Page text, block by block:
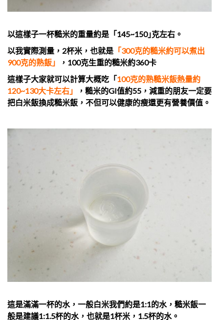
以這樣子一杯糙米的重量約是「145~150｣克左右。
以我實際測量，2杯米，也就是 「300克的糙米約可以煮出
900克的熟飯」
，100克生重的糙米約360卡
這樣子大家就可以計算大概吃「100克的熟糙米飯熱量約
120~130大卡左右」
，糙米的GI值約55，減重的朋友一定要
把白米飯換成糙米飯，不但可以健康的瘦還更有營養價值。
這是滿滿一杯的水，一般白米我們約是1:1的水，糙米飯一
般是建議1:1.5杯的水，也就是1杯米，1.5杯的水。